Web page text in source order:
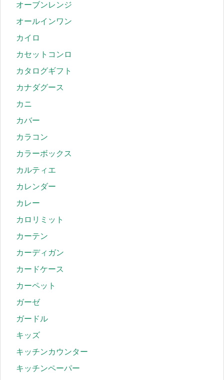
オーブンレンジ
オールインワン
カイロ
カセットコンロ
カタログギフト
カナダグース
カニ
カバー
カラコン
カラーボックス
カルティエ
カレンダー
カレー
カロリミット
カーテン
カーディガン
カードケース
カーペット
ガーゼ
ガードル
キッズ
キッチンカウンター
キッチンペーパー